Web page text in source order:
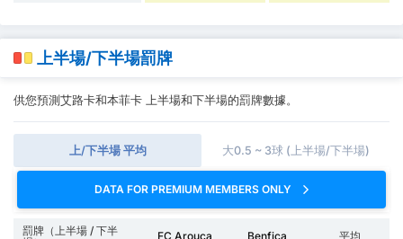
上半場/下半場罰牌
供您預測艾路卡和本菲卡 上半場和下半場的罰牌數據。
上/下半場 平均 大0.5 ~ 3球 (上半場/下半場)
DATA FOR PREMIUM MEMBERS ONLY
罰牌（上半場 / 下半
FC Arouca Benfica 平均